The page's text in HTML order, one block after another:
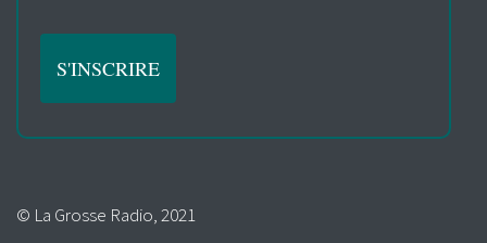
© La Grosse Radio, 2021